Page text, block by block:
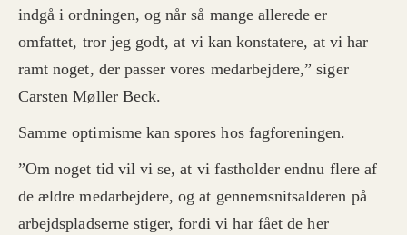
indgå i ordningen, og når så mange allerede er
omfattet, tror jeg godt, at vi kan konstatere, at vi har
ramt noget, der passer vores medarbejdere,” siger
Carsten Møller Beck.
Samme optimisme kan spores hos fagforeningen.
”Om noget tid vil vi se, at vi fastholder endnu flere af
de ældre medarbejdere, og at gennemsnitsalderen på
arbejdspladserne stiger, fordi vi har fået de her